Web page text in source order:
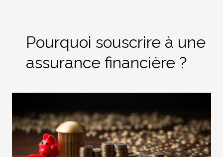
Pourquoi souscrire à une
assurance financière ?